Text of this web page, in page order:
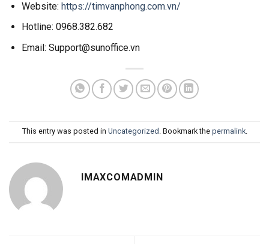
Website: https://timvanphong.com.vn/
Hotline: 0968.382.682
Email: Support@sunoffice.vn
This entry was posted in Uncategorized . Bookmark the permalink.
IMAXCOMADMIN